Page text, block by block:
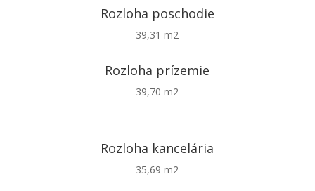
Rozloha poschodie
39,31 m2
Rozloha prízemie
39,70 m2
Rozloha kancelária
35,69 m2